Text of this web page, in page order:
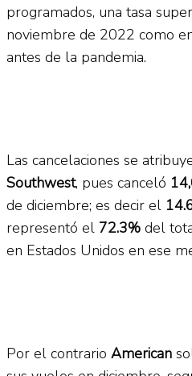
programados, una tasa
noviembre de 2022 como
antes de la pandemia.
Las cancelaciones se
Southwest, pues canceló
de diciembre; es decir el
representó el 72.3% del
en Estados Unidos en ese
Por el contrario American